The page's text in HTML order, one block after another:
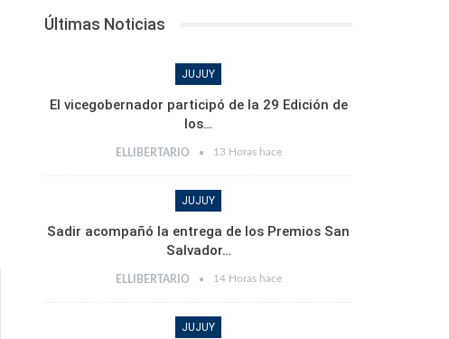
Últimas Noticias
JUJUY
El vicegobernador participó de la 29 Edición de
los…
ELLIBERTARIO 13 Horas hace
JUJUY
Sadir acompañó la entrega de los Premios San
Salvador…
ELLIBERTARIO 14 Horas hace
JUJUY